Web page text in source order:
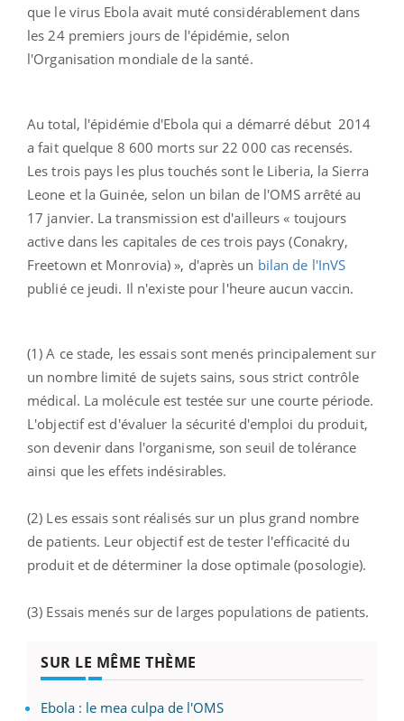
que le virus Ebola avait muté considérablement dans
les 24 premiers jours de l'épidémie, selon
l'Organisation mondiale de la santé.
Au total, l'épidémie d'Ebola qui a démarré début 2014
a fait quelque 8 600 morts sur 22 000 cas recensés.
Les trois pays les plus touchés sont le Liberia, la Sierra
Leone et la Guinée, selon un bilan de l'OMS arrêté au
17 janvier. La transmission est d'ailleurs « toujours
active dans les capitales de ces trois pays (Conakry,
Freetown et Monrovia) », d'après un bilan de l'InVS
publié ce jeudi. Il n'existe pour l'heure aucun vaccin.
(1) A ce stade, les essais sont menés principalement sur
un nombre limité de sujets sains, sous strict contrôle
médical. La molécule est testée sur une courte période.
L'objectif est d'évaluer la sécurité d'emploi du produit,
son devenir dans l'organisme, son seuil de tolérance
ainsi que les effets indésirables.
(2) Les essais sont réalisés sur un plus grand nombre
de patients. Leur objectif est de tester l'efficacité du
produit et de déterminer la dose optimale (posologie).
(3) Essais menés sur de larges populations de patients.
SUR LE MÊME THÈME
Ebola : le mea culpa de l'OMS